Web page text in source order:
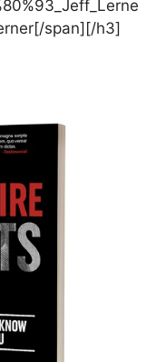
span][/h3]